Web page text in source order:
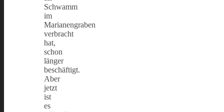
Schwamm
im
Marianengraben
verbracht
hat,
schon
länger
beschäftigt.
Aber
jetzt
ist
es